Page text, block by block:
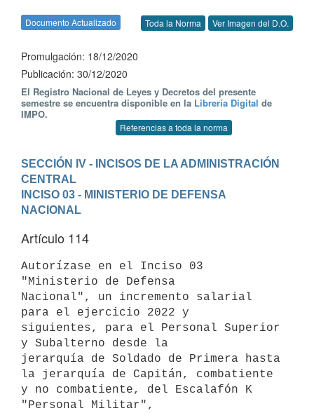
Documento Actualizado Toda la Norma Ver Imagen del D.O.
Promulgación: 18/12/2020
Publicación: 30/12/2020
El Registro Nacional de Leyes y Decretos del presente
semestre se encuentra disponible en la Librería Digital de
IMPO.
Referencias a toda la norma
SECCIÓN IV - INCISOS DE LA ADMINISTRACIÓN
CENTRAL
INCISO 03 - MINISTERIO DE DEFENSA
NACIONAL
Artículo 114
Autorízase en el Inciso 03
"Ministerio de Defensa
Nacional", un incremento salarial
para el ejercicio 2022 y
siguientes, para el Personal Superior
y Subalterno desde la
jerarquía de Soldado de Primera hasta
la jerarquía de Capitán, combatiente
y no combatiente, del Escalafón K
"Personal Militar",